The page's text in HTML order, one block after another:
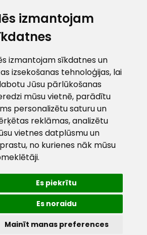
izmantojam
izmantojam sīkdatnes un
izsekošanas tehnoloģijas, lai
Jūsu pārlūkošanas
mūsu vietnē, parādītu
personalizētu saturu un
reklāmas, analizētu
vietnes datplūsmu un
no kurienes nāk mūsu
Es piekrītu
Es noraidu
Mainīt manas preferences
Saldus nov., LV - 3801
8:00 - 17:00
pastā
Klientu
atbalsts
Darbdienās:
8:00 – 17:00
186
info@hards.lv